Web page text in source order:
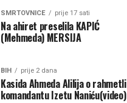
SMRTOVNICE prije 17 sati
Na ahiret preselila KAPIĆ
(Mehmeda) MERSIJA
BIH prije 2 dana
Kasida Ahmeda Alilija o rahmetli
komandantu Izetu Naniću(video)